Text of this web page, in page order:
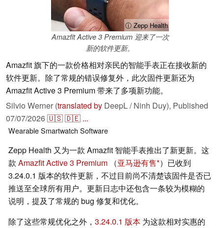
ⓘ Zepp Health
Amazfit Active 3 Premium 迎来了一次
新的软件更新。
Amazfit 旗下的一款价格相对亲民的智能手表正在接收新的
软件更新。除了常规的错误修复外，此次固件更新还为
Amazfit Active 3 Premium 带来了多项新功能。
Silvio Werner (translated by DeepL / Ninh Duy), Published
07/07/2026🇺🇸🇩🇪 ...
WearableSmartwatch Software
Zepp Health 又为一款 Amazfit 智能手表推出了新更新。这
款 Amazfit Active 3 Premium （亚马逊有售 ）已收到
3.24.0.1 版本的软件更新，不过目前尚不清楚该固件是否已
推送至全球所有用户。更新日志中还包含一条较为模糊的
说明，提及了常规的 bug 修复和优化。
除了这些常规优化之外， 3.24.0.1 版本 为这款相对实惠的